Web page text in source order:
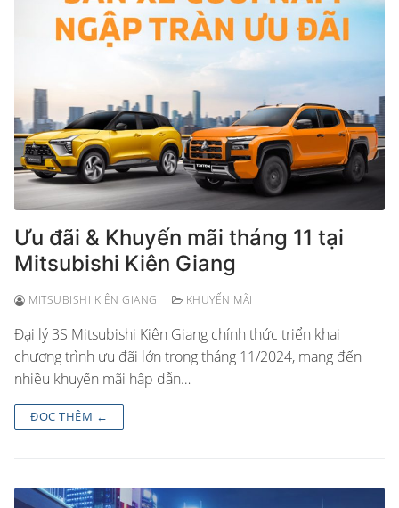
Ưu đãi & Khuyến mãi tháng 11 tại
Mitsubishi Kiên Giang
MITSUBISHI KIÊN GIANG KHUYẾN MÃI
Đại lý 3S Mitsubishi Kiên Giang chính thức triển khai
chương trình ưu đãi lớn trong tháng 11/2024, mang đến
nhiều khuyến mãi hấp dẫn…
ĐỌC THÊM ←